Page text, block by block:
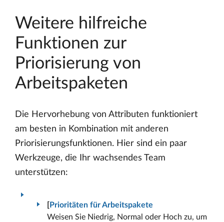
Weitere hilfreiche
Funktionen zur
Priorisierung von
Arbeitspaketen
Die Hervorhebung von Attributen funktioniert
am besten in Kombination mit anderen
Priorisierungsfunktionen. Hier sind ein paar
Werkzeuge, die Ihr wachsendes Team
unterstützen:
Prioritäten für Arbeitspakete
Weisen Sie Niedrig, Normal oder Hoch zu, um